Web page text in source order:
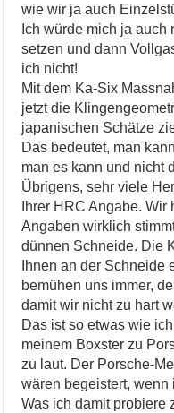
wie wir ja auch
Ich würde mich ja
setzen und dann
ich nicht!
Mit dem Ka-Six
jetzt die
japanischen Schätze
Das bedeutet, man
man es kann und nicht
Übrigens, sehr viele
Ihrer HRC Angabe.
Angaben wirklich
dünnen Schneide. Die
Ihnen an der Schneide
bemühen uns immer,
damit wir nicht zu hart
Das ist so etwas wie
meinem Boxster zu
zu laut. Der Porsche-
wären begeistert, wenn
Was ich damit probiere